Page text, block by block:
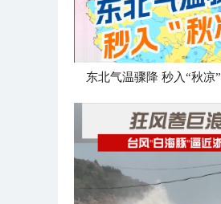
东北气温骤降 秒入“秋凉”